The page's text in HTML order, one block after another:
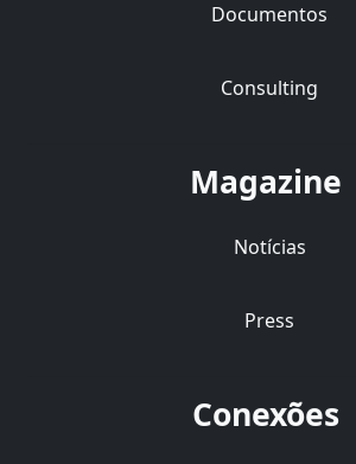
Documentos
Consulting
Magazine
Notícias
Press
Conexões